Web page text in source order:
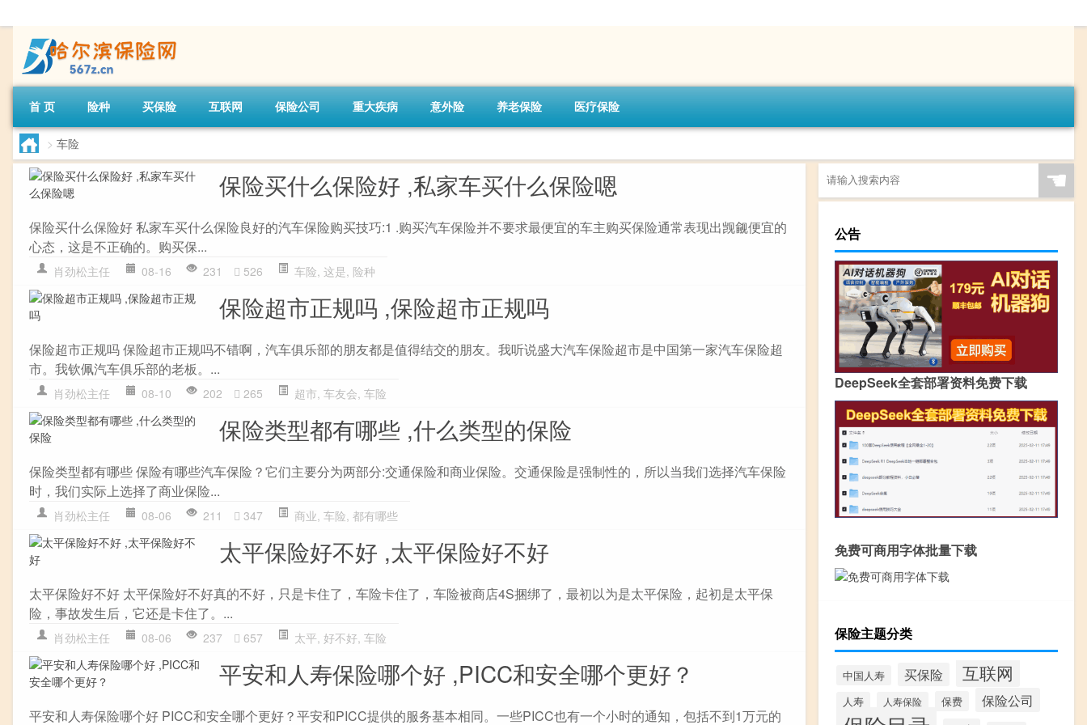
首 页 险种 买保险 互联网 保险公司 重大疾病 意外险 养老保险 医疗保险
> 车险
保险买什么保险好 ,私家车买什么保险嗯
保险买什么保险好 私家车买什么保险良好的汽车保险购买技巧:1 .购买汽车保险并不要求最便宜的车主购买保险通常表现出觊觎便宜的
心态，这是不正确的。购买保...
肖劲松主任 08-16 231 526 车险, 这是, 险种
保险超市正规吗 ,保险超市正规吗
保险超市正规吗 保险超市正规吗不错啊，汽车俱乐部的朋友都是值得结交的朋友。我听说盛大汽车保险超市是中国第一家汽车保险超
市。我钦佩汽车俱乐部的老板。...
肖劲松主任 08-10 202 265 超市, 车友会, 车险
保险类型都有哪些 ,什么类型的保险
保险类型都有哪些 保险有哪些汽车保险？它们主要分为两部分:交通保险和商业保险。交通保险是强制性的，所以当我们选择汽车保险
时，我们实际上选择了商业保险...
肖劲松主任 08-06 211 347 商业, 车险, 都有哪些
太平保险好不好 ,太平保险好不好
太平保险好不好 太平保险好不好真的不好，只是卡住了，车险卡住了，车险被商店4S捆绑了，最初以为是太平保险，起初是太平保
险，事故发生后，它还是卡住了。...
肖劲松主任 08-06 237 657 太平, 好不好, 车险
平安和人寿保险哪个好 ,PICC和安全哪个更好？
平安和人寿保险哪个好 PICC和安全哪个更好？平安和PICC提供的服务基本相同。一些PICC也有一个小时的通知，包括不到1万元的
☚
公告
DeepSeek全套部署资料免费下载
免费可商用字体批量下载
保险主题分类
中国人寿 买保险 互联网
人寿 人寿保险 保费 保险公司